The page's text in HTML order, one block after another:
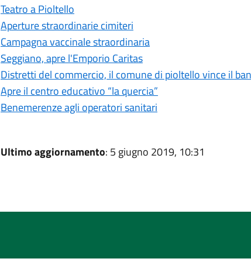
Teatro a Pioltello
Aperture straordinarie cimiteri
Campagna vaccinale straordinaria
Seggiano, apre l'Emporio Caritas
Distretti del commercio, il comune di pioltello vince il
Apre il centro educativo “la quercia”
Benemerenze agli operatori sanitari
Ultimo aggiornamento: 5 giugno 2019, 10:31